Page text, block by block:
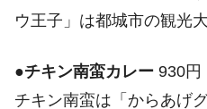
ウ王子」は都城市の観光大
●チキン南蛮カレー 930円
チキン南蛮は「からあげ